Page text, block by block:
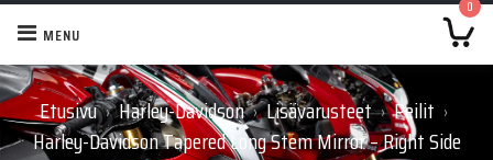
0
MENU
Etusivu › Harley-Davidson › Lisävarusteet › Peilit ›
Harley-Davidson Tapered Long Stem Mirror – Right Side